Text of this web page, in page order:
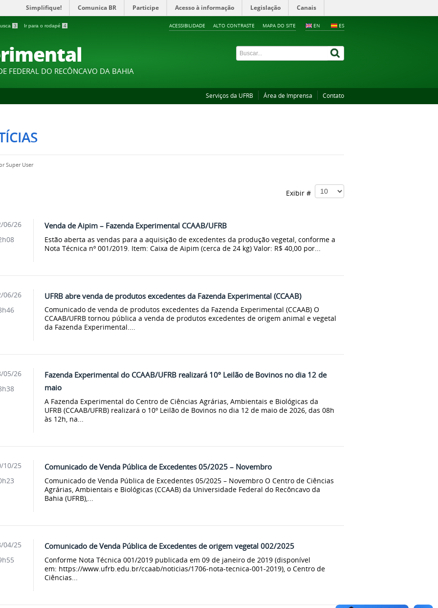
Simplifique! Comunica BR Participe Acesso à informação Legislação Canais
3 Ir para o rodapé 4 EN ES
ACESSIBILIDADE ALTO CONTRASTE MAPA DO SITE
FEDERAL DO RECÔNCAVO DA BAHIA
Serviços da UFRB Área de Imprensa Contato
Super User
Exibir #
Venda de Aipim – Fazenda Experimental CCAAB/UFRB
Estão aberta as vendas para a aquisição de excedentes da produção vegetal, conforme a
Nota Técnica nº 001/2019. Item: Caixa de Aipim (cerca de 24 kg) Valor: R$ 40,00 por...
06/26
UFRB abre venda de produtos excedentes da Fazenda Experimental (CCAAB)
Comunicado de venda de produtos excedentes da Fazenda Experimental (CCAAB) O
CCAAB/UFRB tornou pública a venda de produtos excedentes de origem animal e vegetal
da Fazenda Experimental....
06/26
Fazenda Experimental do CCAAB/UFRB realizará 10º Leilão de Bovinos no dia 12 de
maio
A Fazenda Experimental do Centro de Ciências Agrárias, Ambientais e Biológicas da
UFRB (CCAAB/UFRB) realizará o 10º Leilão de Bovinos no dia 12 de maio de 2026, das 08h
às 12h, na...
05/26
Comunicado de Venda Pública de Excedentes 05/2025 – Novembro
Comunicado de Venda Pública de Excedentes 05/2025 – Novembro O Centro de Ciências
Agrárias, Ambientais e Biológicas (CCAAB) da Universidade Federal do Recôncavo da
Bahia (UFRB),...
10/25
Comunicado de Venda Pública de Excedentes de origem vegetal 002/2025
Conforme Nota Técnica 001/2019 publicada em 09 de janeiro de 2019 (disponível
em: https://www.ufrb.edu.br/ccaab/noticias/1706-nota-tecnica-001-2019), o Centro de
Ciências...
04/25